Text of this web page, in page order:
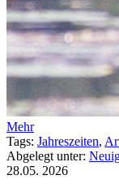
Mehr
Tags: Jahreszeiten,
Abgelegt unter:
28.05. 2026